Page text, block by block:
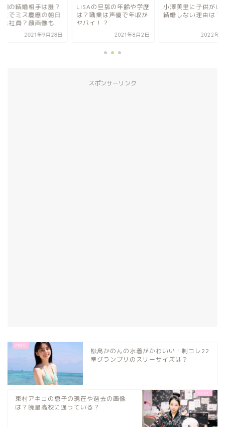
翔の結婚相手は誰？
生でミス慶應の朝日
元社員？顔画像も
2021年9月28日
LiSAの旦那の年齢や学歴
は？職業は声優で年収が
ヤバイ！？
2021年8月2日
小澤美里に子供がい
結婚しない理由は？
2022年9
スポンサーリンク
松島かのんの水着がかわいい！制コレ22
準グランプリのスリーサイズは？
東村アキコの息子の現在や過去の画像
は？暁星高校に通っている？